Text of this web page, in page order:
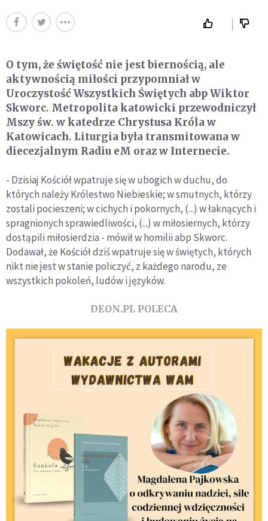
O tym, że świętość nie jest biernością, ale
aktywnością miłości przypomniał w
Uroczystość Wszystkich Świętych abp Wiktor
Skworc. Metropolita katowicki przewodniczył
Mszy św. w katedrze Chrystusa Króla w
Katowicach. Liturgia była transmitowana w
diecezjalnym Radiu eM oraz w Internecie.
- Dzisiaj Kościół wpatruje się w ubogich w duchu, do
których należy Królestwo Niebieskie; w smutnych, którzy
zostali pocieszeni; w cichych i pokornych, (...) w łaknących i
spragnionych sprawiedliwości, (...) w miłosiernych, którzy
dostąpili miłosierdzia - mówił w homilii abp Skworc.
Dodawał, że Kościół dziś wpatruje się w świętych, których
nikt nie jest w stanie policzyć, z każdego narodu, ze
wszystkich pokoleń, ludów i języków.
DEON.PL POLECA